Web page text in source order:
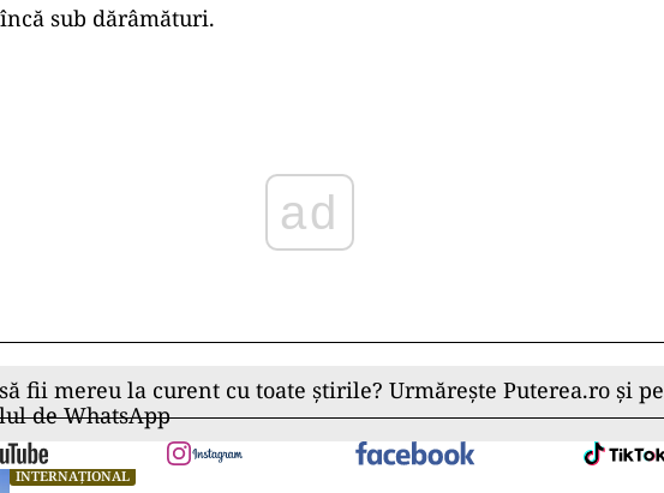
sub dărâmături.
ad
fii mereu la curent cu toate știrile? Urmărește Puterea.ro și pe
de WhatsApp
INTERNAȚIONAL